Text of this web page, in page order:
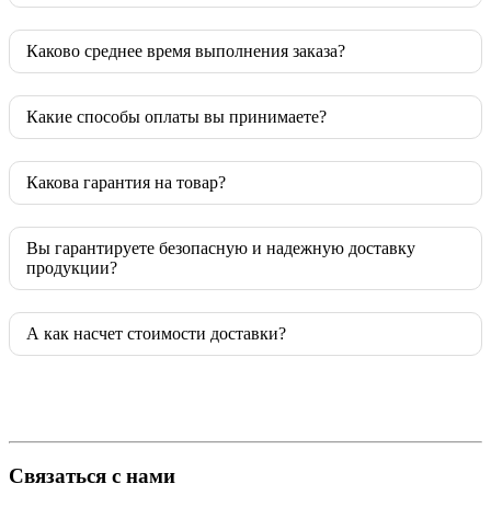
Каково среднее время выполнения заказа?
Какие способы оплаты вы принимаете?
Какова гарантия на товар?
Вы гарантируете безопасную и надежную доставку
продукции?
А как насчет стоимости доставки?
Связаться с нами